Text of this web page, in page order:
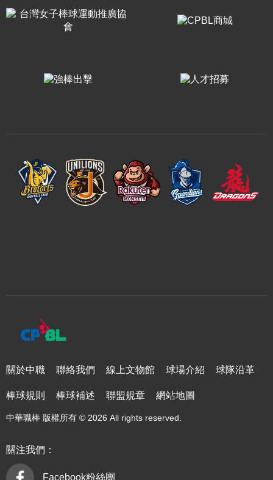
關於中職 聯絡我們 線上文物館 球場介紹 球隊沿革
棒球規則 棒球補述 聯盟規章 網站地圖
中華職棒 版權所有 © 2026 All rights reserved.
關注我們：
Facebook粉絲團